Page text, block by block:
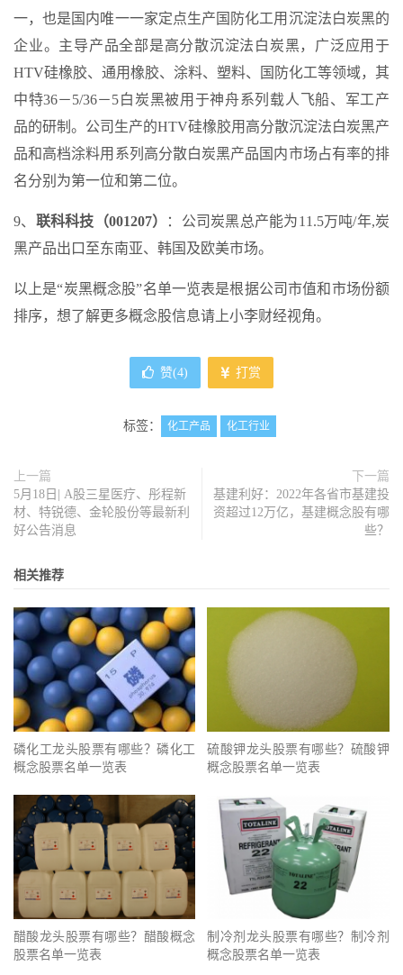
一，也是国内唯一一家定点生产国防化工用沉淀法白炭黑的
企业。主导产品全部是高分散沉淀法白炭黑，广泛应用于
HTV硅橡胶、通用橡胶、涂料、塑料、国防化工等领域，其
中特36－5/36－5白炭黑被用于神舟系列载人飞船、军工产
品的研制。公司生产的HTV硅橡胶用高分散沉淀法白炭黑产
品和高档涂料用系列高分散白炭黑产品国内市场占有率的排
名分别为第一位和第二位。
9、 联科科技（001207）
：公司炭黑总产能为11.5万吨/年,炭
黑产品出口至东南亚、韩国及欧美市场。
以上是“炭黑概念股”名单一览表是根据公司市值和市场份额
排序，想了解更多概念股信息请上小李财经视角。
赞(4) 打赏
标签： 化工产品 化工行业
上一篇
5月18日| A股三星医疗、彤程新
材、特锐德、金轮股份等最新利
好公告消息
下一篇
基建利好：2022年各省市基建投
资超过12万亿，基建概念股有哪
些？
相关推荐
磷化工龙头股票有哪些？磷化工
概念股票名单一览表
硫酸钾龙头股票有哪些？硫酸钾
概念股票名单一览表
醋酸龙头股票有哪些？醋酸概念
股票名单一览表
制冷剂龙头股票有哪些？制冷剂
概念股票名单一览表